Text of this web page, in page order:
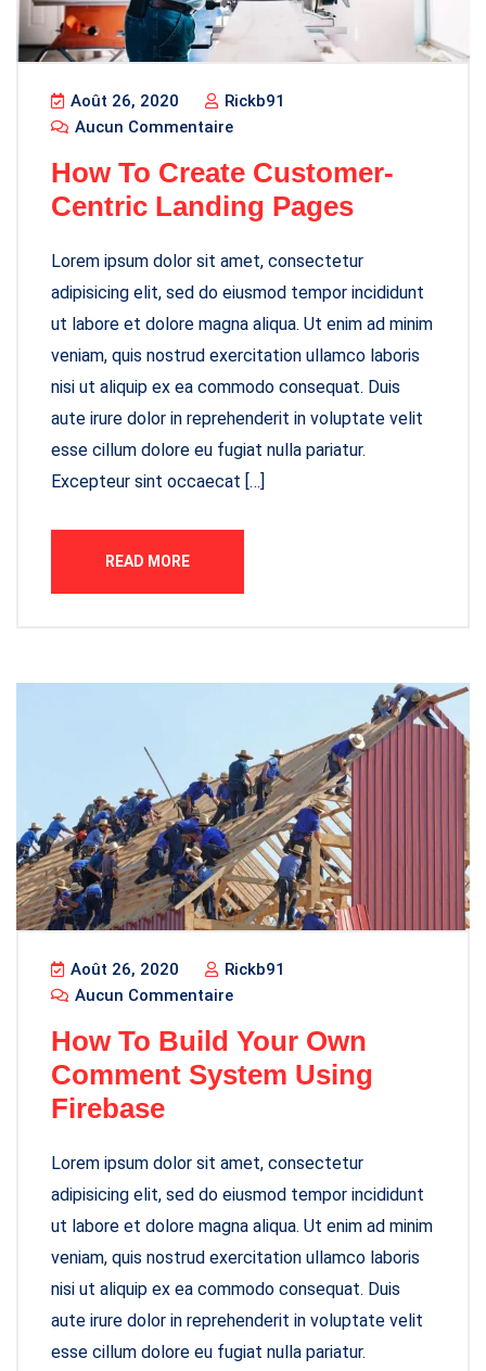
Août 26, 2020
Rickb91
Aucun Commentaire
How To Create Customer-
Centric Landing Pages
Lorem ipsum dolor sit amet, consectetur
adipisicing elit, sed do eiusmod tempor incididunt
ut labore et dolore magna aliqua. Ut enim ad minim
veniam, quis nostrud exercitation ullamco laboris
nisi ut aliquip ex ea commodo consequat. Duis
aute irure dolor in reprehenderit in voluptate velit
esse cillum dolore eu fugiat nulla pariatur.
Excepteur sint occaecat […]
READ MORE
Août 26, 2020
Rickb91
Aucun Commentaire
How To Build Your Own
Comment System Using
Firebase
Lorem ipsum dolor sit amet, consectetur
adipisicing elit, sed do eiusmod tempor incididunt
ut labore et dolore magna aliqua. Ut enim ad minim
veniam, quis nostrud exercitation ullamco laboris
nisi ut aliquip ex ea commodo consequat. Duis
aute irure dolor in reprehenderit in voluptate velit
esse cillum dolore eu fugiat nulla pariatur.